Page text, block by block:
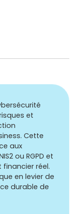
et
Cette
aux
ou RGPD et
réel.
en levier de
durable de